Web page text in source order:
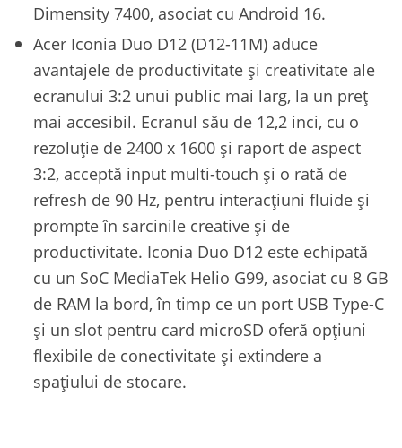
Dimensity 7400, asociat cu Android 16.
Acer Iconia Duo D12 (D12-11M) aduce
avantajele de productivitate și creativitate ale
ecranului 3:2 unui public mai larg, la un preț
mai accesibil. Ecranul său de 12,2 inci, cu o
rezoluție de 2400 x 1600 și raport de aspect
3:2, acceptă input multi-touch și o rată de
refresh de 90 Hz, pentru interacțiuni fluide și
prompte în sarcinile creative și de
productivitate. Iconia Duo D12 este echipată
cu un SoC MediaTek Helio G99, asociat cu 8 GB
de RAM la bord, în timp ce un port USB Type-C
și un slot pentru card microSD oferă opțiuni
flexibile de conectivitate și extindere a
spațiului de stocare.